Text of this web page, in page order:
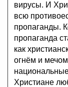
вирусы. И
всю
пропаганды.
пропаганда
как
огнём и
Христиане